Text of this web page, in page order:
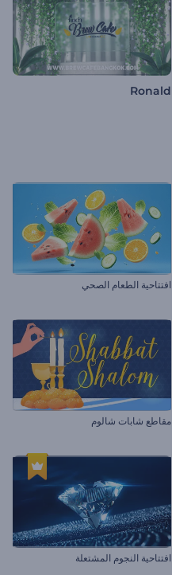
Ronald
افتتاحية الطعام الصحي
مقاطع شابات شالوم
افتتاحية النجوم المشتعلة